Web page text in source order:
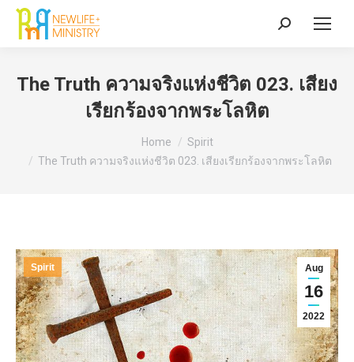
Search:
The Truth ความจริงแห่งชีวิต 023. เสียง
เรียกร้องจากพระโลหิต
Home
Spirit
The Truth ความจริงแห่งชีวิต 023. เสียงเรียกร้องจากพระโลหิต
Aug
16
2022
Spirit